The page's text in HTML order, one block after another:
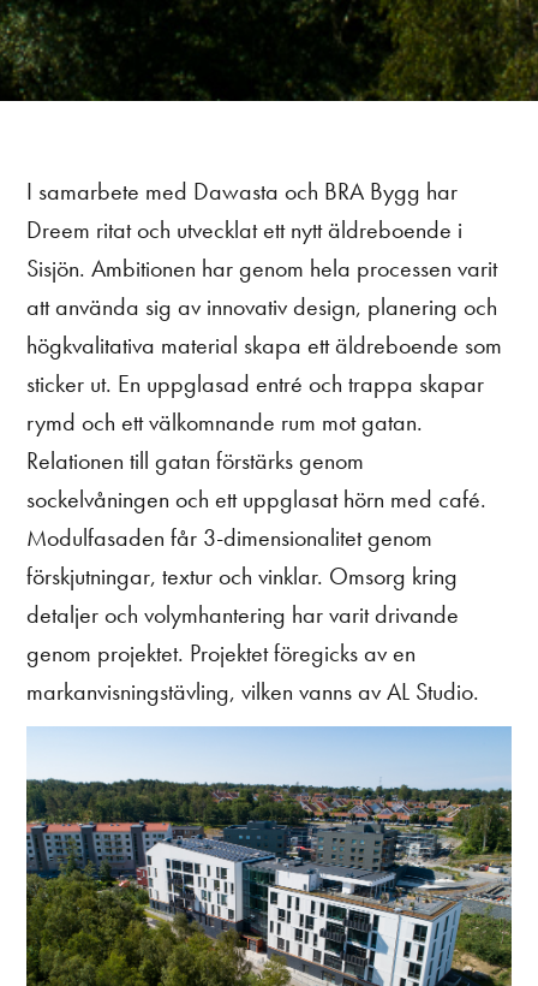
I samarbete med Dawasta och BRA Bygg har
Dreem ritat och utvecklat ett nytt äldreboende i
Sisjön. Ambitionen har genom hela processen varit
att använda sig av innovativ design, planering och
högkvalitativa material skapa ett äldreboende som
sticker ut. En uppglasad entré och trappa skapar
rymd och ett välkomnande rum mot gatan.
Relationen till gatan förstärks genom
sockelvåningen och ett uppglasat hörn med café.
Modulfasaden får 3-dimensionalitet genom
förskjutningar, textur och vinklar. Omsorg kring
detaljer och volymhantering har varit drivande
genom projektet. Projektet föregicks av en
markanvisningstävling, vilken vanns av AL Studio.